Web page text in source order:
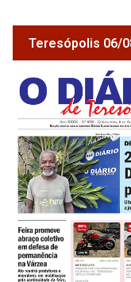
Teresópolis 06/